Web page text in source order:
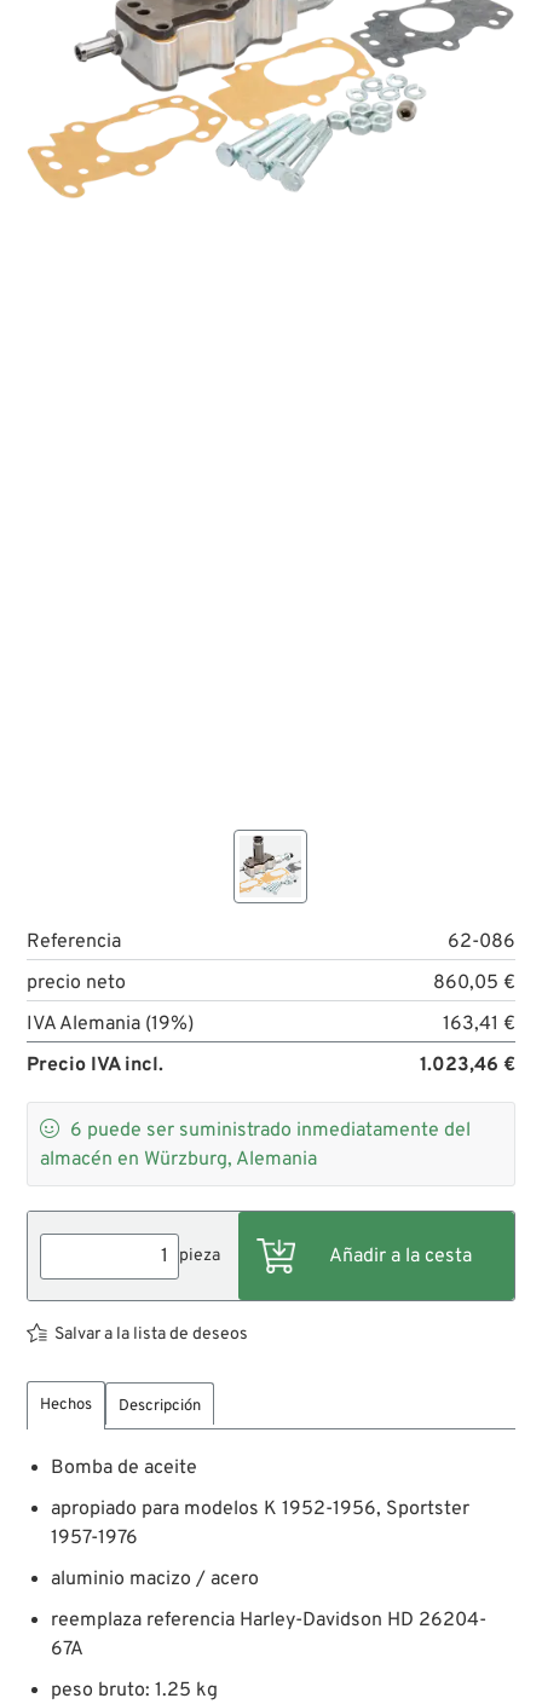
Referencia
62-086
precio neto
860,05 €
IVA Alemania (19%)
163,41 €
Precio IVA incl.
1.023,46 €
 6 puede ser suministrado inmediatamente del
almacén en Würzburg, Alemania
pieza
Salvar a la lista de deseos
Hechos Descripción
Bomba de aceite
apropiado para modelos K 1952-1956, Sportster
1957-1976
aluminio macizo / acero
reemplaza referencia Harley-Davidson HD 26204-
67A
peso bruto: 1.25 kg